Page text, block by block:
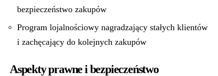
bezpieczeństwo zakupów
Program lojalnościowy nagradzający stałych klientów
i zachęcający do kolejnych zakupów
Aspekty prawne i bezpieczeństwo